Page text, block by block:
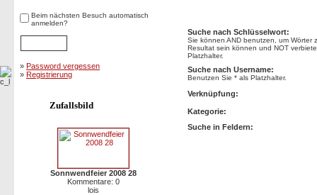
Beim nächsten Besuch automatisch
anmelden?
» Password vergessen
» Registrierung
Zufallsbild
Sonnwendfeier 2008 28
Kommentare: 0
lois
Suche nach Schlüsselwort:
Sie können AND benutzen, um Wörter
Resultat sein können und NOT
Platzhalter.
Suche nach Username:
Benutzen Sie * als Platzhalter.
Verknüpfung:
Kategorie:
Suche in Feldern: